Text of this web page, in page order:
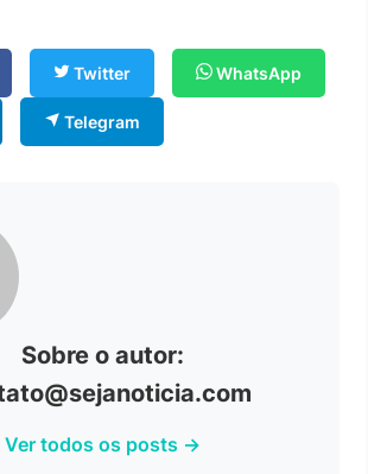
Twitter WhatsApp
Telegram
Sobre o autor:
Ver todos os posts →